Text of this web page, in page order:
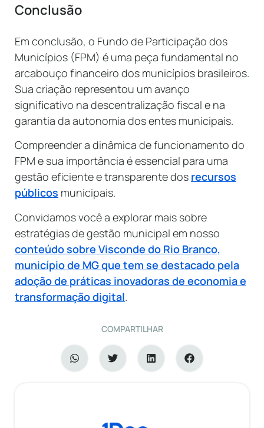
Conclusão
Em conclusão, o Fundo de Participação dos
Municípios (FPM) é uma peça fundamental no
arcabouço financeiro dos municípios brasileiros.
Sua criação representou um avanço
significativo na descentralização fiscal e na
garantia da autonomia dos entes municipais.
Compreender a dinâmica de funcionamento do
FPM e sua importância é essencial para uma
gestão eficiente e transparente dos recursos
públicos municipais.
Convidamos você a explorar mais sobre
estratégias de gestão municipal em nosso
conteúdo sobre Visconde do Rio Branco,
município de MG que tem se destacado pela
adoção de práticas inovadoras de economia e
transformação digital.
COMPARTILHAR